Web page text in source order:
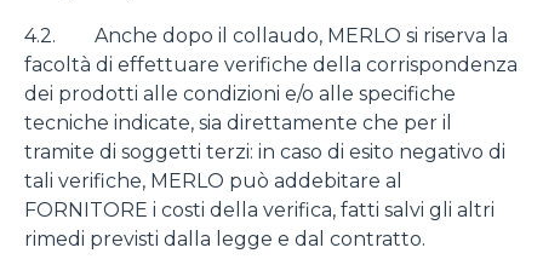
4.2. Anche dopo il collaudo, MERLO si riserva la
facoltà di effettuare verifiche della corrispondenza
dei prodotti alle condizioni e/o alle specifiche
tecniche indicate, sia direttamente che per il
tramite di soggetti terzi: in caso di esito negativo di
tali verifiche, MERLO può addebitare al
FORNITORE i costi della verifica, fatti salvi gli altri
rimedi previsti dalla legge e dal contratto.